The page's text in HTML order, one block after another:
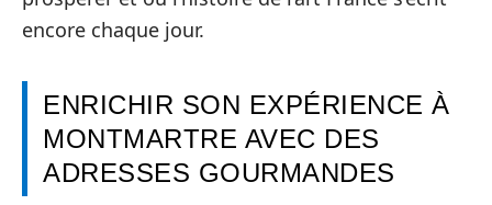
encore chaque jour.
ENRICHIR SON EXPÉRIENCE À
MONTMARTRE AVEC DES
ADRESSES GOURMANDES